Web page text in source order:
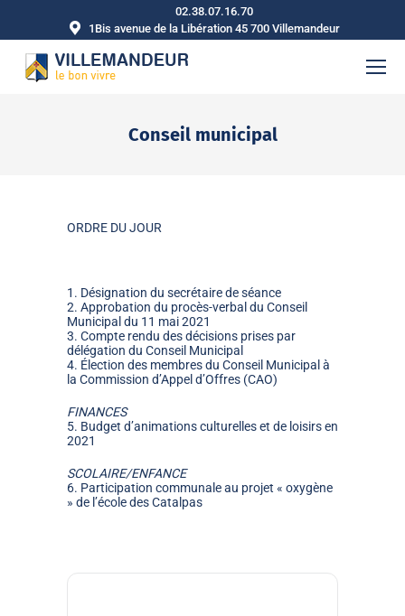
02.38.07.16.70
1Bis avenue de la Libération 45 700 Villemandeur
Conseil municipal
ORDRE DU JOUR
1. Désignation du secrétaire de séance
2. Approbation du procès-verbal du Conseil
Municipal du 11 mai 2021
3. Compte rendu des décisions prises par
délégation du Conseil Municipal
4. Élection des membres du Conseil Municipal à
la Commission d’Appel d’Offres (CAO)
FINANCES
5. Budget d’animations culturelles et de loisirs en
2021
SCOLAIRE/ENFANCE
6. Participation communale au projet « oxygène
» de l’école des Catalpas